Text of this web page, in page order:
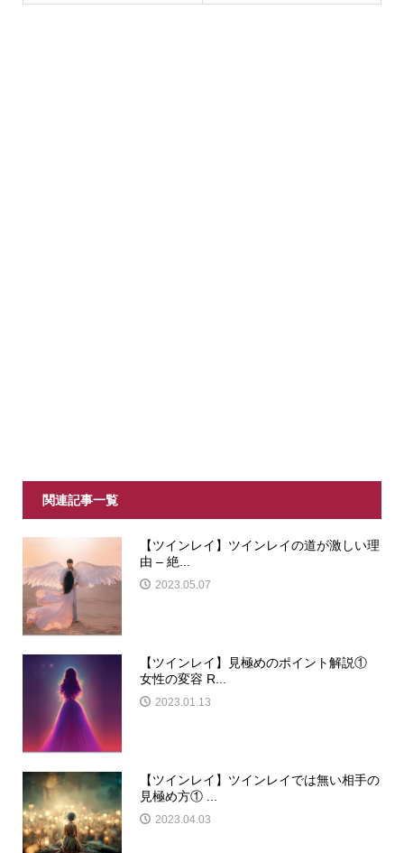
関連記事一覧
【ツインレイ】ツインレイの道が激しい理
由 – 絶...
2023.05.07
【ツインレイ】見極めのポイント解説①
女性の変容 R...
2023.01.13
【ツインレイ】ツインレイでは無い相手の
見極め方① ...
2023.04.03